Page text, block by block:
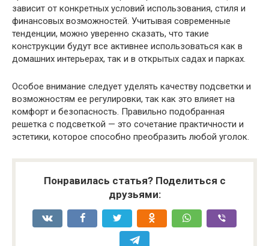
зависит от конкретных условий использования, стиля и
финансовых возможностей. Учитывая современные
тенденции, можно уверенно сказать, что такие
конструкции будут все активнее использоваться как в
домашних интерьерах, так и в открытых садах и парках.
Особое внимание следует уделять качеству подсветки и
возможностям ее регулировки, так как это влияет на
комфорт и безопасность. Правильно подобранная
решетка с подсветкой — это сочетание практичности и
эстетики, которое способно преобразить любой уголок.
Понравилась статья? Поделиться с
друзьями: